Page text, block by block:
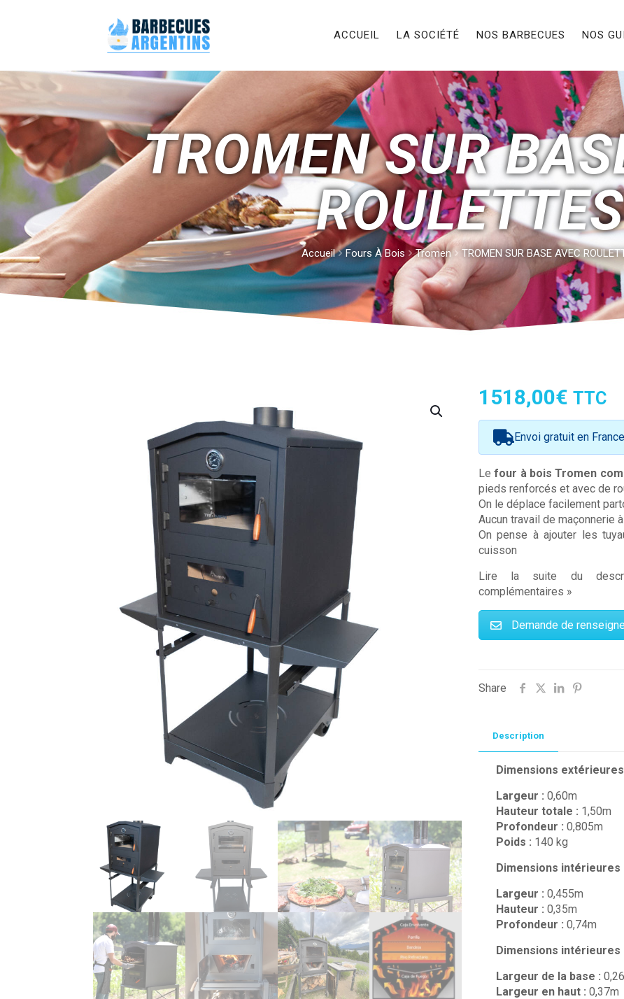
ACCUEIL LA SOCIÉTÉ NOS BARBECUES NOS
TROMEN SUR
ROULETTES
Accueil Fours À Bois Tromen TROMEN SUR BASE AVEC
1518,00€ TTC
Envoi gratuit en
Lefour à bois Tromen
pieds renforcés et avec de
On le déplace facilement
Aucun travail de maçonnerie
On pense à ajouter les
cuisson
Lire la suite du
complémentaires »
Demande de
Share
Description
Dimensions
Largeur : 0,60m
Hauteur totale : 1,50m
Profondeur : 0,805m
Poids : 140 kg
Dimensions
Largeur : 0,455m
Hauteur : 0,35m
Profondeur : 0,74m
Dimensions
Largeur de la base :
Largeur en haut : 0,37m